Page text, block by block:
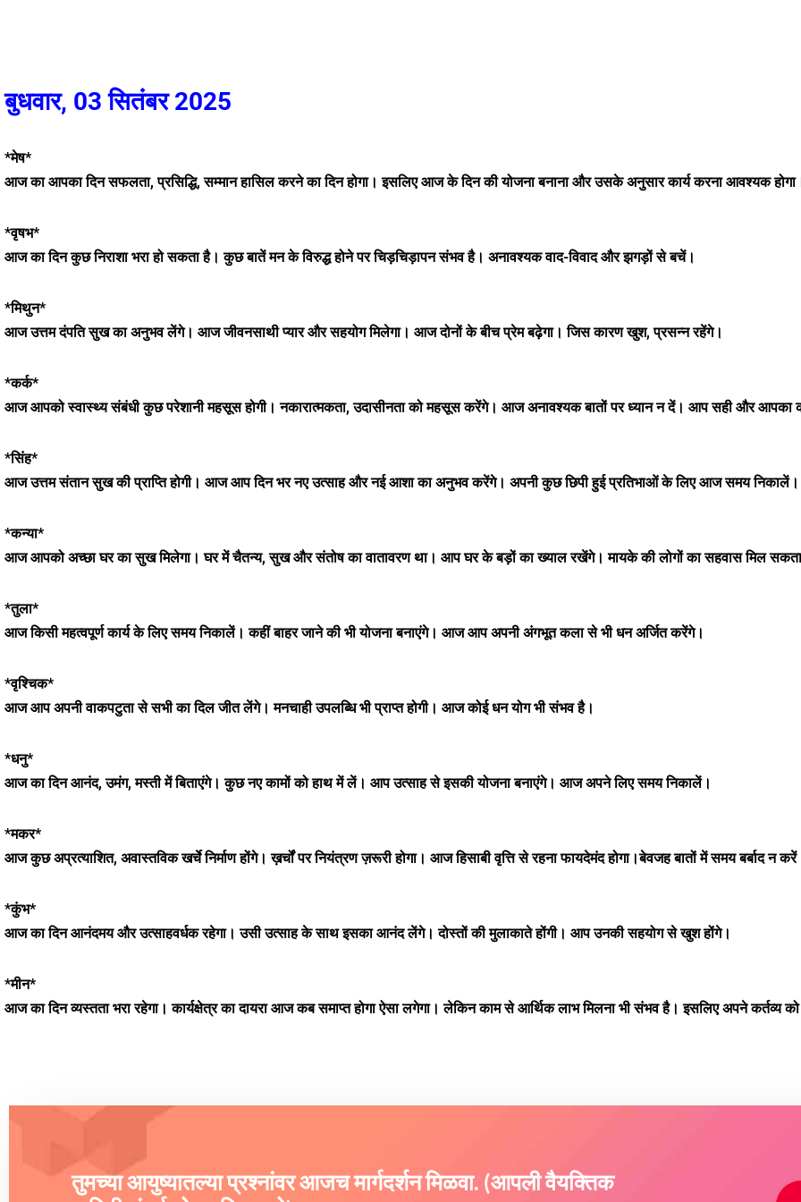
बुधवार, 03 सितंबर 2025
*मेष*
आज का आपका दिन सफलता, प्रसिद्धि, सम्मान हासिल करने का दिन होगा। इसलिए आज के दिन की योजना बनाना और उसके अनुसार कार्य करना आवश्यक
*वृषभ*
आज का दिन कुछ निराशा भरा हो सकता है। कुछ बातें मन के विरुद्ध होने पर चिड़चिड़ापन संभव है। अनावश्यक वाद-विवाद और झगड़ों से बचें।
*मिथुन*
आज उत्तम दंपति सुख का अनुभव लेंगे। आज जीवनसाथी प्यार और सहयोग मिलेगा। आज दोनों के बीच प्रेम बढ़ेगा। जिस कारण खुश, प्रसन्न रहेंगे।
*कर्क*
आज आपको स्वास्थ्य संबंधी कुछ परेशानी महसूस होगी। नकारात्मकता, उदासीनता को महसूस करेंगे। आज अनावश्यक बातों पर ध्यान न दें। आप सही और आपका
*सिंह*
आज उत्तम संतान सुख की प्राप्ति होगी। आज आप दिन भर नए उत्साह और नई आशा का अनुभव करेंगे। अपनी कुछ छिपी हुई प्रतिभाओं के लिए आज समय निकालें।
*कन्या*
आज आपको अच्छा घर का सुख मिलेगा। घर में चैतन्य, सुख और संतोष का वातावरण था। आप घर के बड़ों का ख्याल रखेंगे। मायके की लोगों का सहवास मिल
*तुला*
आज किसी महत्वपूर्ण कार्य के लिए समय निकालें। कहीं बाहर जाने की भी योजना बनाएंगे। आज आप अपनी अंगभूत कला से भी धन अर्जित करेंगे।
*वृश्चिक*
आज आप अपनी वाकपटुता से सभी का दिल जीत लेंगे। मनचाही उपलब्धि भी प्राप्त होगी। आज कोई धन योग भी संभव है।
*धनु*
आज का दिन आनंद, उमंग, मस्ती में बिताएंगे। कुछ नए कामों को हाथ में लें। आप उत्साह से इसकी योजना बनाएंगे। आज अपने लिए समय निकालें।
*मकर*
आज कुछ अप्रत्याशित, अवास्तविक खर्चे निर्माण होंगे। ख़र्चों पर नियंत्रण ज़रूरी होगा। आज हिसाबी वृत्ति से रहना फायदेमंद होगा।बेवजह बातों में समय बर्बाद न
*कुंभ*
आज का दिन आनंदमय और उत्साहवर्धक रहेगा। उसी उत्साह के साथ इसका आनंद लेंगे। दोस्तों की मुलाकाते होंगी। आप उनकी सहयोग से खुश होंगे।
*मीन*
आज का दिन व्यस्तता भरा रहेगा। कार्यक्षेत्र का दायरा आज कब समाप्त होगा ऐसा लगेगा। लेकिन काम से आर्थिक लाभ मिलना भी संभव है। इसलिए अपने कर्तव्य
तुमच्या आयुष्यातल्या प्रश्नांवर आजच मार्गदर्शन मिळवा. (आपली वैयक्तिक